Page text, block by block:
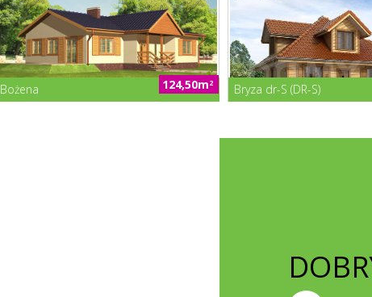
Bożena 124,50m2 Bryza dr-S (DR-S)